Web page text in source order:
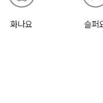
화나요 슬퍼